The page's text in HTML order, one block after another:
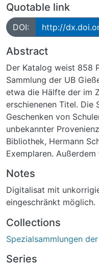
Quotable link
DOI: http://
Abstract
Der Katalog weist 858
Sammlung der UB
etwa die Hälfte der im
erschienenen Titel. Die
Geschenken von
unbekannter
Bibliothek, Hermann
Exemplaren.
erfasst. Der größte Teil
diesem
Notes
Digitalisat mit
eingeschränkt möglich.
Collections
Spezialsammlungen
Series